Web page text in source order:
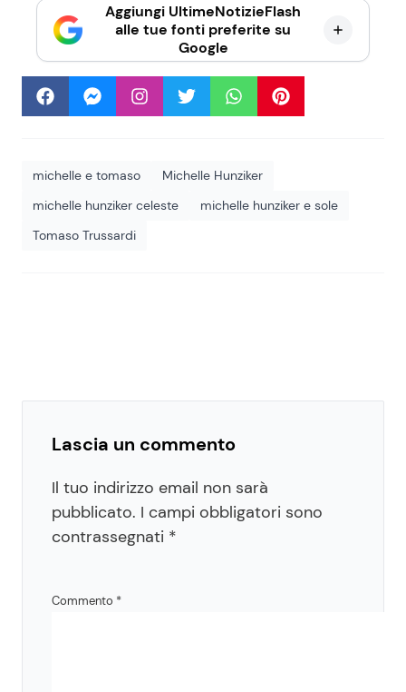
Aggiungi UltimeNotizieFlash
alle tue fonti preferite su
Google
michelle e tomaso
Michelle Hunziker
michelle hunziker celeste
michelle hunziker e sole
Tomaso Trussardi
Lascia un commento
Il tuo indirizzo email non sarà
pubblicato. I campi obbligatori sono
contrassegnati *
Commento *